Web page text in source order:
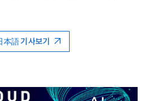
本語 기사보기